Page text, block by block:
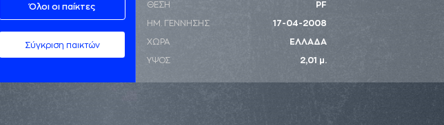
Όλοι οι παίκτες
Σύγκριση παικτών
ΘΕΣΗ PF
ΗΜ. ΓΕΝΝΗΣΗΣ 17-04-2008
ΧΩΡΑ ΕΛΛΑΔΑ
ΥΨΟΣ 2,01 μ.